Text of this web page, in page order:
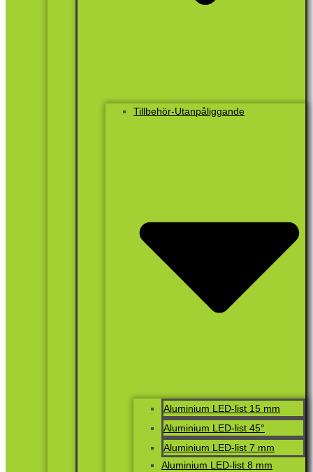
Tillbehör-Utanpåliggande
Aluminium LED-list 15 mm
Aluminium LED-list 45°
Aluminium LED-list 7 mm
Aluminium LED-list 8 mm